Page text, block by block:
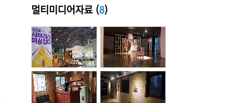
멀티미디어자료 (8)